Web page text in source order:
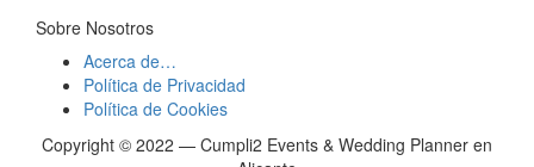
Sobre Nosotros
Acerca de…
Política de Privacidad
Política de Cookies
Copyright © 2022 — Cumpli2 Events & Wedding Planner en